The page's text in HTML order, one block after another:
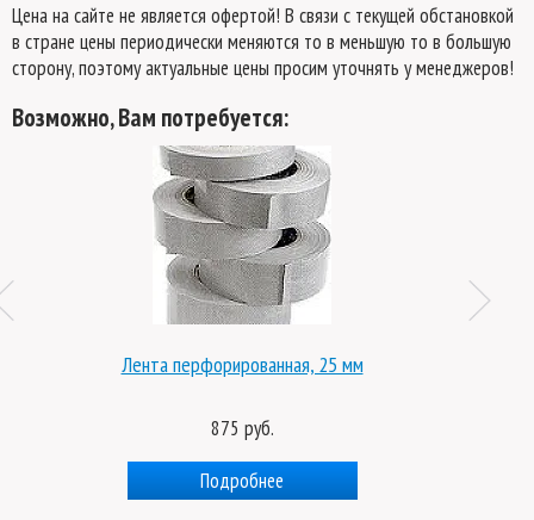
Цена на сайте не является офертой! В связи с текущей обстановкой
в стране цены периодически меняются то в меньшую то в большую
сторону, поэтому актуальные цены просим уточнять у менеджеров!
Возможно, Вам потребуется:
Лента перфорированная, 25 мм
875 руб.
Подробнее